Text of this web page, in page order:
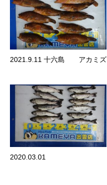
2021.9.11 十六島 アカミズ
2020.03.01